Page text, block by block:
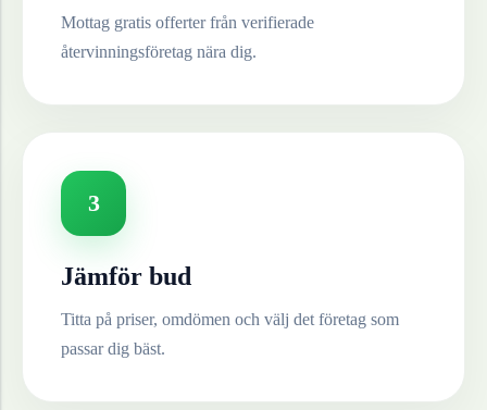
Mottag gratis offerter från verifierade
återvinningsföretag nära dig.
3
Jämför bud
Titta på priser, omdömen och välj det företag som
passar dig bäst.